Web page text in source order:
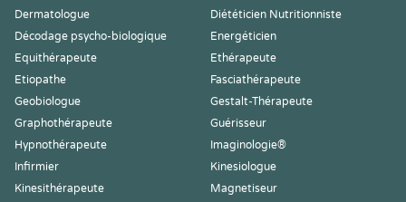
Dermatologue
Diététicien Nutritionniste
Décodage psycho-biologique
Energéticien
Equithérapeute
Ethérapeute
Etiopathe
Fasciathérapeute
Geobiologue
Gestalt-Thérapeute
Graphothérapeute
Guérisseur
Hypnothérapeute
Imaginologie®
Infirmier
Kinesiologue
Kinesithérapeute
Magnetiseur